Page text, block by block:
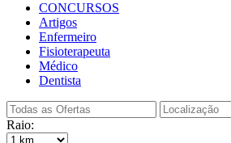
CONCURSOS
Artigos
Enfermeiro
Fisioterapeuta
Médico
Dentista
Raio: